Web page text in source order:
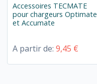
Accessoires TECMATE
pour chargeurs Optimate
et Accumate
A partir de:9,45 €